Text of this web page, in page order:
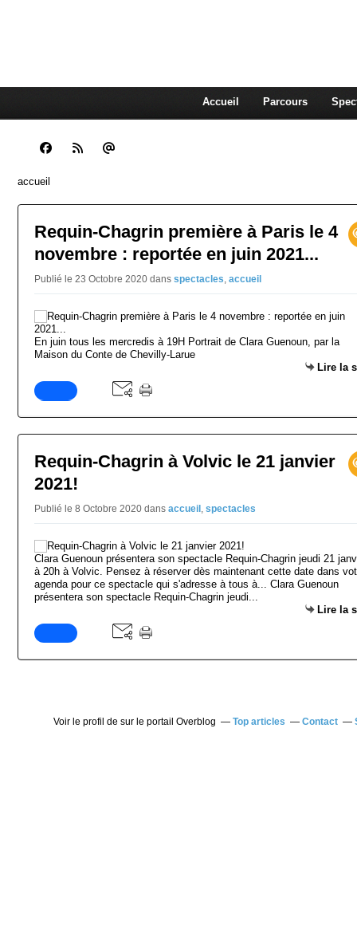
Accueil Parcours
accueil
Requin-Chagrin première à Paris le 4
novembre : reportée en juin 2021...
Publié le 23 Octobre 2020 dans spectacles, accueil
En juin tous les mercredis à 19H Portrait de Clara Guenoun, par la
Maison du Conte de Chevilly-Larue
Lire la
Requin-Chagrin à Volvic le 21 janvier
2021!
Publié le 8 Octobre 2020 dans accueil , spectacles
Clara Guenoun présentera son spectacle Requin-Chagrin jeudi 21
à 20h à Volvic. Pensez à réserver dès maintenant cette date dans
agenda pour ce spectacle qui s'adresse à tous à... Clara Guenoun
présentera son spectacle Requin-Chagrin jeudi...
Lire la
Voir le profil de sur le portail Overblog Top articles Contact